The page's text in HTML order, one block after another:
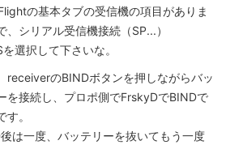
の基本タブの受信機の項目がありま
、シリアル受信機接続（SP...）
を選択して下さいな。
receiverのBINDボタンを押しながらバッ
を接続し、プロポ側でFrskyDでBINDで
す。
は一度、バッテリーを抜いてもう一度